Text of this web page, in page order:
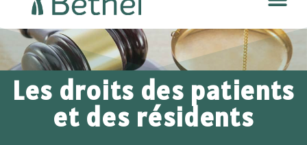
Les droits des patients
et des résidents